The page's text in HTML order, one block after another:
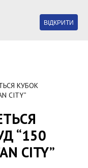
КУБОК
CITY”
“150
CITY”
ВІДКРИТИ